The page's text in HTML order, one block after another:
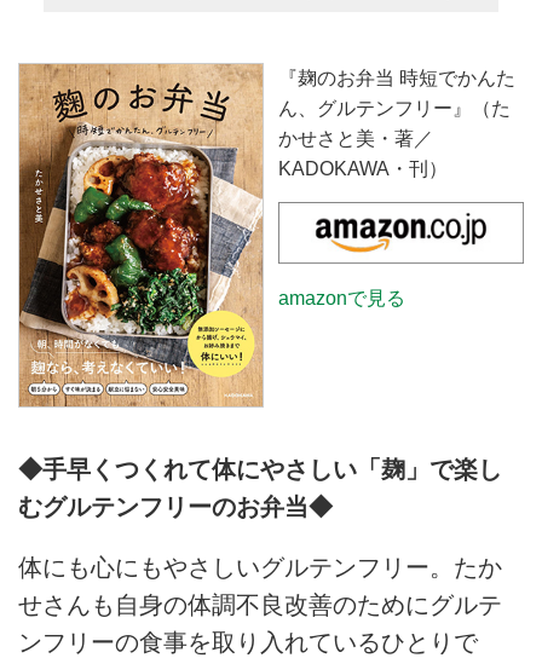
『麹のお弁当 時短でかんた
ん、グルテンフリー』（た
かせさと美・著／
KADOKAWA・刊）
amazonで見る
◆手早くつくれて体にやさしい「麹」で楽し
むグルテンフリーのお弁当◆
体にも心にもやさしいグルテンフリー。たか
せさんも自身の体調不良改善のためにグルテ
ンフリーの食事を取り入れているひとりで